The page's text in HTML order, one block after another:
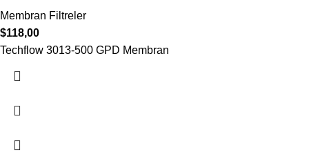
Membran Filtreler
$118,00
Techflow 3013-500 GPD Membran